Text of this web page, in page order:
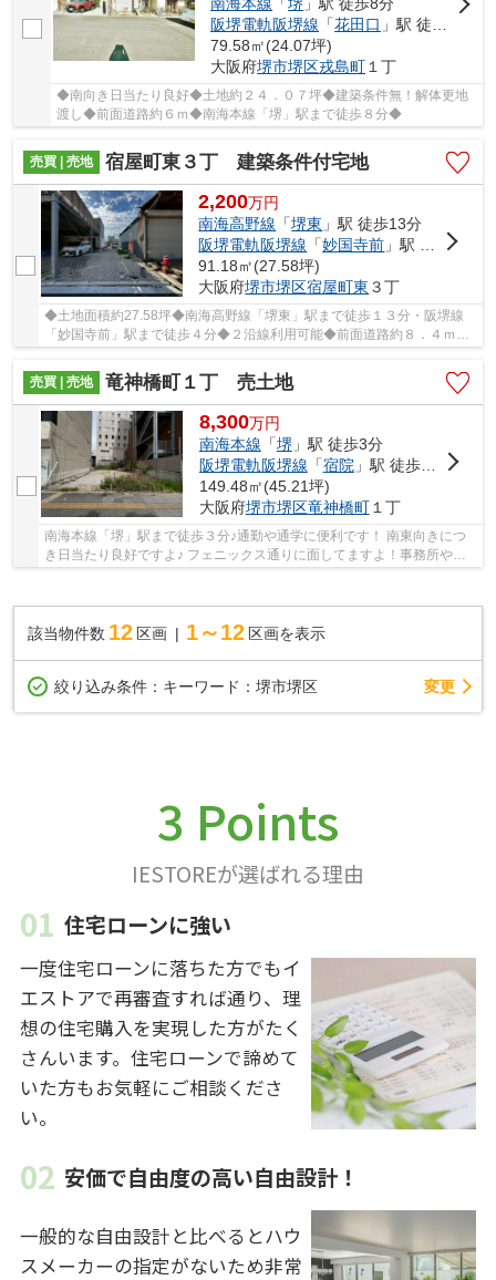
阪堺電軌阪堺線 「花田口 」駅 徒歩6分
79.58㎡(24.07坪)
大阪府堺市堺区戎島町 １丁
◆南向き日当たり良好◆土地約２４．０７坪◆建築条件無！解体更地
渡し◆前面道路約６ｍ◆南海本線「堺」駅まで徒歩８分◆
売買 | 売地 宿屋町東３丁 建築条件付宅地
2,200万円
南海高野線 「堺東 」駅 徒歩13分
阪堺電軌阪堺線 「妙国寺前 」駅 徒歩4分
91.18㎡(27.58坪)
大阪府堺市堺区宿屋町東 ３丁
◆土地面積約27.58坪◆南海高野線「堺東」駅まで徒歩１３分・阪堺線
「妙国寺前」駅まで徒歩４分◆２沿線利用可能◆前面道路約８．４ｍで
車の出し入れが楽々です◆現況更地◆建築条件有◆
売買 | 売地
竜神橋町１丁 売土地
8,300万円
南海本線 「堺 」駅 徒歩3分
阪堺電軌阪堺線 「宿院 」駅 徒歩7分
149.48㎡(45.21坪)
大阪府堺市堺区竜神橋町１丁
南海本線「堺」駅まで徒歩３分♪通勤や通学に便利です！ 南東向きにつ
き日当たり良好ですよ♪ フェニックス通りに面してますよ！事務所や店
舗としてもいかがですか♪ 建築条件無！お好き...
該当物件数 12 区画 1～12 区画を表示
絞り込み条件： キーワード：堺市堺区 変更
3 Points
IESTOREが選ばれる理由
住宅ローンに強い
一度住宅ローンに落ちた方でもイ
エストアで再審査すれば通り、理
想の住宅購入を実現した方がたく
さんいます。住宅ローンで諦めて
いた方もお気軽にご相談くださ
い。
安価で自由度の高い自由設計！
一般的な自由設計と比べるとハウ
スメーカーの指定がないため非常